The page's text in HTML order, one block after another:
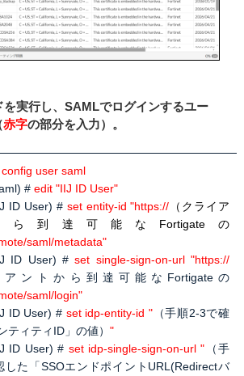
を実行し、SAMLでログインするユー
赤字の部分を入力）。
config user saml
# edit "IIJ ID User"
ID User) # set entity-id "https:// （クライア
ら到達可能なFortigateの
saml/metadata"
ID User) #set single-sign-on-url "https://
アントから到達可能なFortigateの
saml/login"
ID User) # set idp-entity-id " （手順2-3で確
ティティID」の値） "
ID User) # set idp-single-sign-on-url " （手
した「SSOエンドポイントURL(Redirectバ